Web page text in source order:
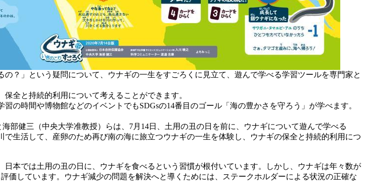
？」という疑問について、ウナギの一生をすごろくに見立て、遊んで学べる学習ツールを専門家と
全と持続的利用について考えることができます。
の時間や博物館などのイベントでもSDGsの14番目のゴール「海の豊かさを守ろう」が学べます。
健三（中央大学准教授）らは、7月14日、土用の丑の日を前に、ウナギについて遊んで学べる
生活して、産卵のため再び南の海に旅立つウナギの一生を体験し、ウナギの保全と持続的利用につ
本では土用の丑の日に、ウナギを食べるという習慣が根付いています。しかし、ウナギは年々数が
価しています。ウナギ減少の問題を解決へと導くためには、ステークホルダーによる状況の正確な